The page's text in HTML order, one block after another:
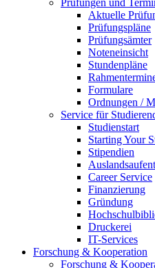
Prüfungen und
Aktuelle
Prüfungspläne
Prüfungsämter
Noteneinsicht
Stundenpläne
Formulare
Ordnungen /
Service für
Studienstart
Starting Your
Stipendien
Career Service
Finanzierung
Gründung
Druckerei
IT-Services
Forschung & Kooperation
Forschung &